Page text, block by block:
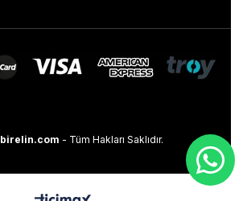
birelin.com - Tüm Hakları Saklıdır.